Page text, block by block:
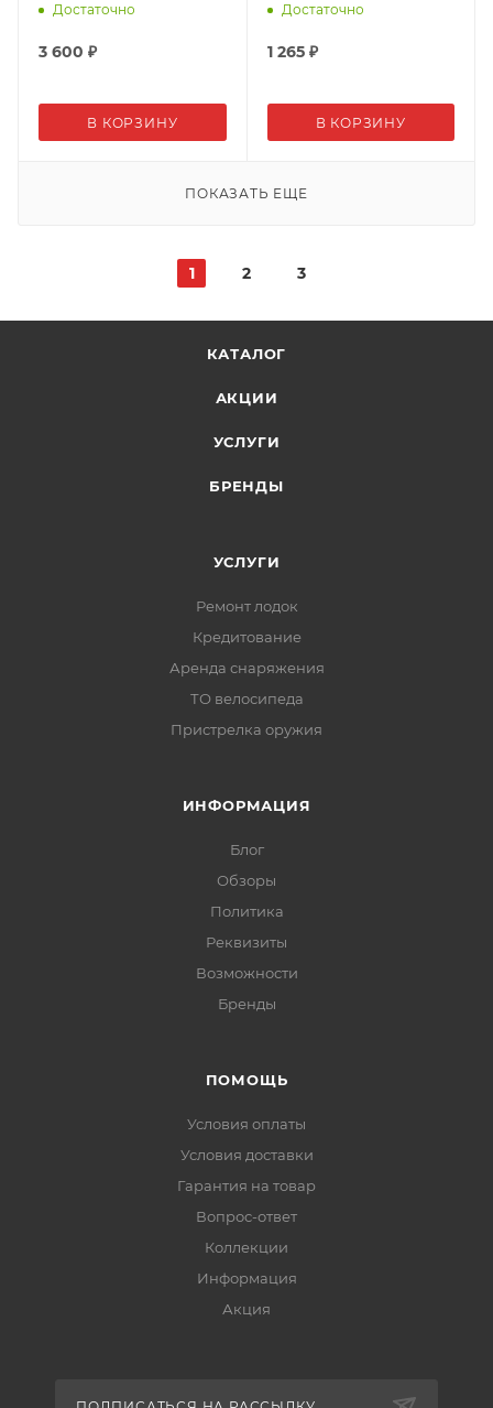
Достаточно
3 600 ₽
В КОРЗИНУ
Достаточно
1 265₽
В КОРЗИНУ
ПОКАЗАТЬ ЕЩЕ
1 2 3
КАТАЛОГ
АКЦИИ
УСЛУГИ
БРЕНДЫ
УСЛУГИ
Ремонт лодок
Кредитование
Аренда снаряжения
ТО велосипеда
Пристрелка оружия
ИНФОРМАЦИЯ
Блог
Обзоры
Политика
Реквизиты
Возможности
Бренды
ПОМОЩЬ
Условия оплаты
Условия доставки
Гарантия на товар
Вопрос-ответ
Коллекции
Информация
Акция